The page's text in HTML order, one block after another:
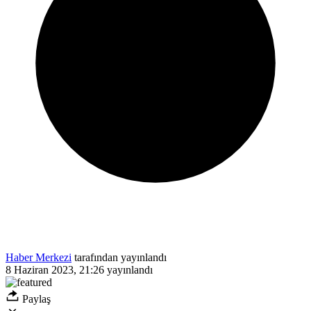
Haber Merkezi tarafından yayınlandı
8 Haziran 2023, 21:26 yayınlandı
Paylaş